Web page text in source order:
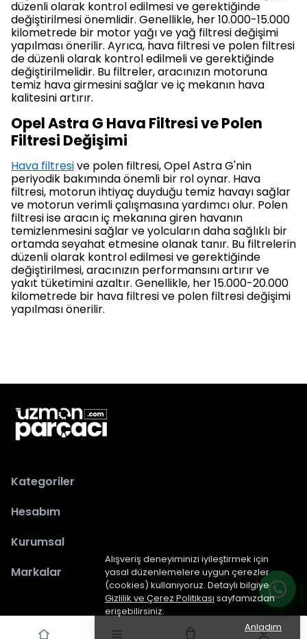
Alışveriş deneyiminizi iyileştirmek için
yasal düzenlemelere uygun çerezler
(cookies) kullanıyoruz. Detaylı bilgiye
Gizlilik ve Çerez Politikası sayfamızdan
erişebilirsiniz.
Anladım
düzenli olarak kontrol edilmesi ve gerektiğinde
değiştirilmesi önemlidir. Genellikle, her 10.000-15.000
kilometrede bir motor yağı ve yağ filtresi değişimi
yapılması önerilir. Ayrıca, hava filtresi ve polen filtresi
de düzenli olarak kontrol edilmeli ve gerektiğinde
değiştirilmelidir. Bu filtreler, aracınızın motoruna
temiz hava girmesini sağlar ve iç mekanın hava
kalitesini artırır.
Opel Astra G Hava Filtresi ve Polen
Filtresi Değişimi
Hava filtresive polen filtresi, Opel Astra G'nin
periyodik bakımında önemli bir rol oynar. Hava
filtresi, motorun ihtiyaç duyduğu temiz havayı sağlar
ve motorun verimli çalışmasına yardımcı olur. Polen
filtresi ise aracın iç mekanına giren havanın
temizlenmesini sağlar ve yolcuların daha sağlıklı bir
ortamda seyahat etmesine olanak tanır. Bu filtrelerin
düzenli olarak kontrol edilmesi ve gerektiğinde
değiştirilmesi, aracınızın performansını artırır ve
yakıt tüketimini azaltır. Genellikle, her 15.000-20.000
kilometrede bir hava filtresi ve polen filtresi değişimi
yapılması önerilir.
Kategoriler
Hesabım
Kurumsal
Markalar